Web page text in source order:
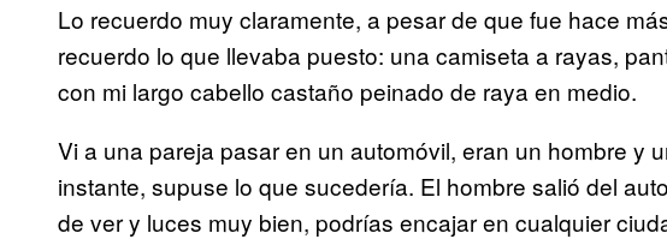
Lo recuerdo muy claramente, a pesar de que fue hace
recuerdo lo que llevaba puesto: una camiseta a rayas,
con mi largo cabello castaño peinado de raya en medio.
Vi a una pareja pasar en un automóvil, eran un hombre y
instante, supuse lo que sucedería. El hombre salió del
de ver y luces muy bien, podrías encajar en cualquier